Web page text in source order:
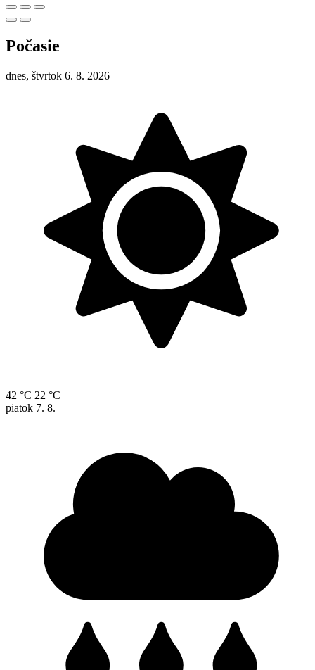
Počasie
dnes, štvrtok 6. 8. 2026
42 °C 22 °C
piatok 7. 8.